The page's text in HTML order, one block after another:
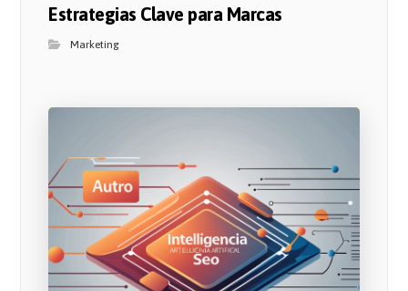
Estrategias Clave para Marcas
Marketing